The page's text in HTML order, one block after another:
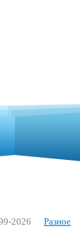
2026 Разное